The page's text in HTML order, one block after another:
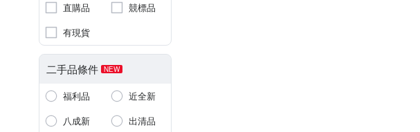
直購品
競標品
有現貨
二手品條件 NEW
福利品
近全新
八成新
出清品